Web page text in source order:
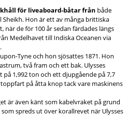
för liveaboard-båtar från både
Sheikh. Hon är ett av många brittiska
när de för 100 år sedan färdades längs
Medelhavet till Indiska Oceanen via
Tyne och hon sjösattes 1871. Hon
två fram och ett bak. Ulysses
1,992 ton och ett djupgående på 7,7
på åtta knop tack vare maskinens
är även känt som kabelvraket på grund
spreds ut över korallrevet när Ulysses